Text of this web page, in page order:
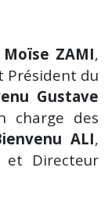
Moïse ZAMI,
Président du
Gustave
charge des
ALI,
et Directeur